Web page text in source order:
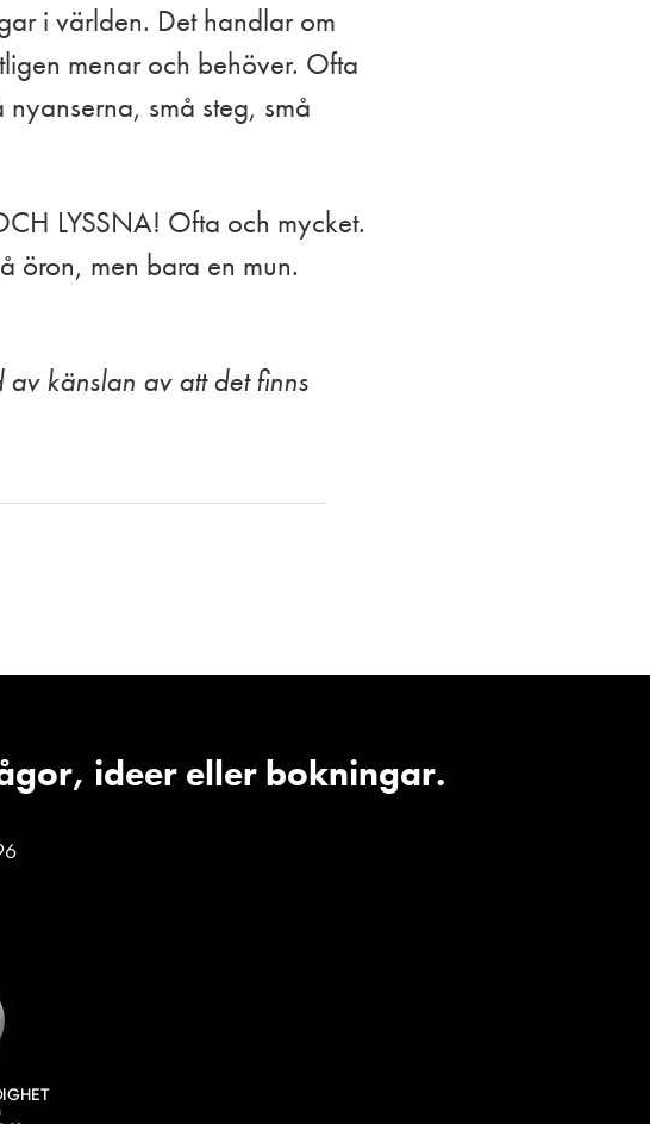
i världen. Det handlar om
menar och behöver. Ofta
små steg, små
LYSSNA! Ofta och mycket.
öron, men bara en mun.
känslan av att det finns
ideer eller bokningar.